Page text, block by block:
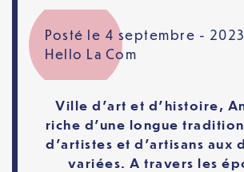
Posté le 4 septembre -
Hello La Com
Ville d’art et d’histoire,
riche d’une longue
d’artistes et d’artisans aux
variées. A travers les